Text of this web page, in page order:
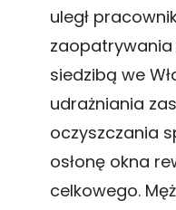
uległ
siedzibą we
udrażniania
oczyszczania
osłonę okna
celkowego.